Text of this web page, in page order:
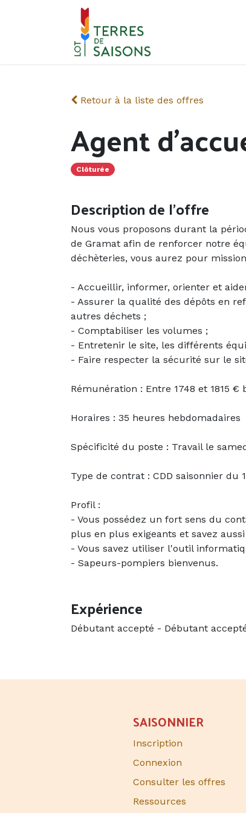
Se rendre au contenu
Retour à la liste des offres
Agent
Clôturée
Description de l'offre
Nous vous proposons durant la
de Gramat afin de renforcer notre
déchèteries, vous aurez pour
- Accueillir, informer, orienter et
- Assurer la qualité des dépôts en
autres déchets ;
- Comptabiliser les volumes ;
- Entretenir le site, les différents
- Faire respecter la sécurité sur le
Rémunération : Entre 1748 et 1815
Horaires : 35 heures hebdomadaires
Spécificité du poste : Travail le
Type de contrat : CDD saisonnier du
Profil :
- Vous possédez un fort sens du
plus en plus exigeants et savez
- Vous savez utiliser l'outil
- Sapeurs-pompiers bienvenus.
Expérience
Débutant accepté - Débutant
SAISONNIER​
Inscription
Connexion
Consulter les offres
Ressources